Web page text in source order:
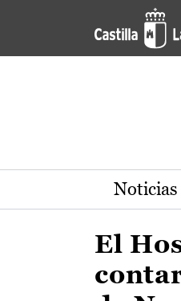
Pasar al contenido principal
Actualidad
Noticias
El